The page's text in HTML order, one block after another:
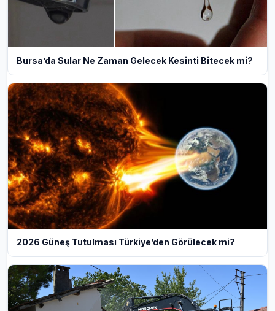
Bursa’da Sular Ne Zaman Gelecek Kesinti Bitecek mi?
2026 Güneş Tutulması Türkiye’den Görülecek mi?